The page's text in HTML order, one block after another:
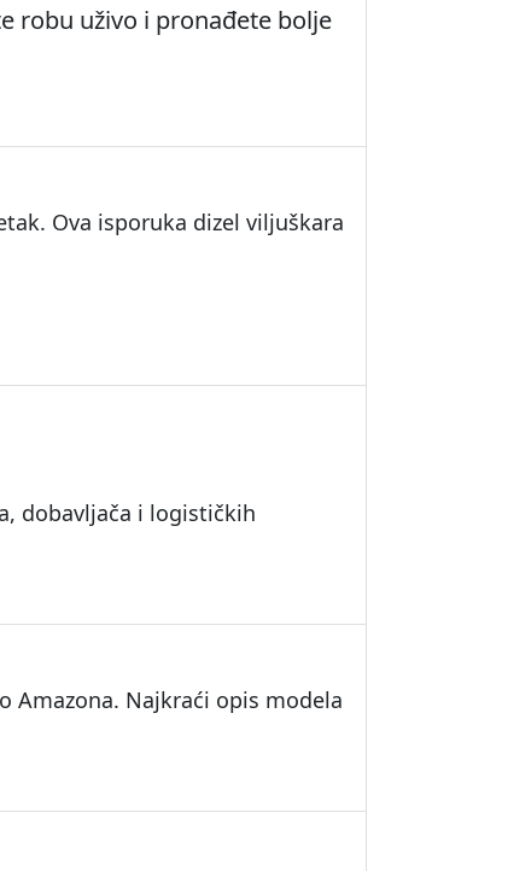
robu uživo i pronađete bolje
Ova isporuka dizel viljuškara
dobavljača i logističkih
Amazona. Najkraći opis modela